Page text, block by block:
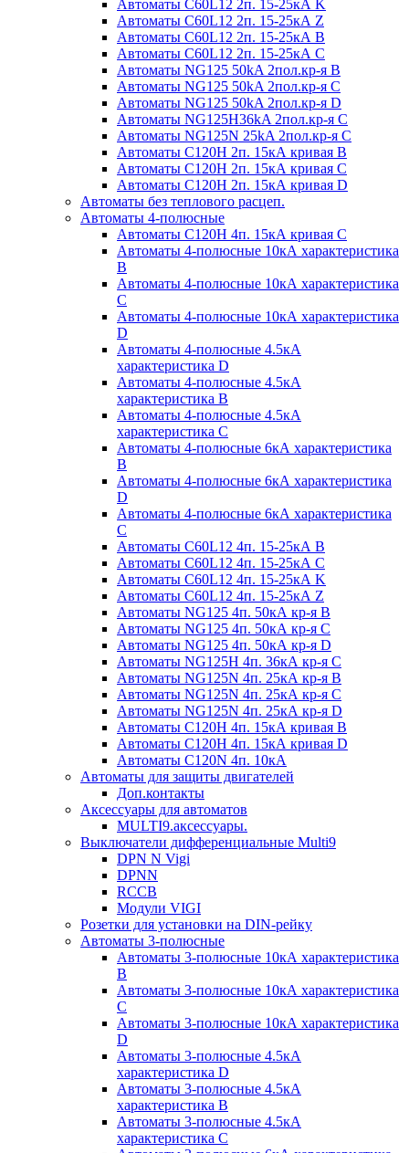
Автоматы C60L12 2п. 15-25кА K
Автоматы C60L12 2п. 15-25кА Z
Автоматы C60L12 2п. 15-25кА B
Автоматы C60L12 2п. 15-25кА C
Автоматы NG125 50kA 2пол.кр-я B
Автоматы NG125 50kA 2пол.кр-я C
Автоматы NG125 50kA 2пол.кр-я D
Автоматы NG125H36kA 2пол.кр-я C
Автоматы NG125N 25kA 2пол.кр-я C
Автоматы С120H 2п. 15кА кривая B
Автоматы С120H 2п. 15кА кривая C
Автоматы С120H 2п. 15кА кривая D
Автоматы без теплового расцеп.
Автоматы 4-полюсные
Автоматы С120H 4п. 15кА кривая C
Автоматы 4-полюсные 10кА характеристика
B
Автоматы 4-полюсные 10кА характеристика
C
Автоматы 4-полюсные 10кА характеристика
D
Автоматы 4-полюсные 4.5кА
характеристика D
Автоматы 4-полюсные 4.5кА
характеристика В
Автоматы 4-полюсные 4.5кА
характеристика С
Автоматы 4-полюсные 6кА характеристика
B
Автоматы 4-полюсные 6кА характеристика
D
Автоматы 4-полюсные 6кА характеристика
С
Автоматы C60L12 4п. 15-25кА B
Автоматы C60L12 4п. 15-25кА C
Автоматы C60L12 4п. 15-25кА K
Автоматы C60L12 4п. 15-25кА Z
Автоматы NG125 4п. 50кА кр-я B
Автоматы NG125 4п. 50кА кр-я C
Автоматы NG125 4п. 50кА кр-я D
Автоматы NG125H 4п. 36кА кр-я C
Автоматы NG125N 4п. 25кА кр-я B
Автоматы NG125N 4п. 25кА кр-я C
Автоматы NG125N 4п. 25кА кр-я D
Автоматы С120H 4п. 15кА кривая B
Автоматы С120H 4п. 15кА кривая D
Автоматы С120N 4п. 10кА
Автоматы для защиты двигателей
Доп.контакты
Аксессуары для автоматов
MULTI9.аксессуары.
Выключатели дифференциальные Multi9
DPN N Vigi
DPNN
RCCB
Модули VIGI
Розетки для установки на DIN-рейку
Автоматы 3-полюсные
Автоматы 3-полюсные 10кА характеристика
B
Автоматы 3-полюсные 10кА характеристика
C
Автоматы 3-полюсные 10кА характеристика
D
Автоматы 3-полюсные 4.5кА
характеристика D
Автоматы 3-полюсные 4.5кА
характеристика В
Автоматы 3-полюсные 4.5кА
характеристика С